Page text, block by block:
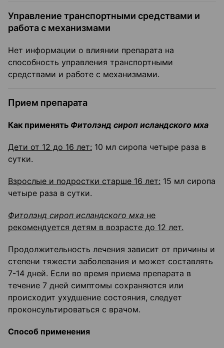
Управление транспортными средствами и
работа с механизмами
Нет информации о влиянии препарата на
способность управления транспортными
средствами и работе с механизмами.
Прием препарата
Как применять Фитолэнд сироп исландского мха
Дети от 12 до 16 лет: 10 мл сиропа четыре раза в
сутки.
Взрослые и подростки старше 16 лет: 15 мл сиропа
четыре раза в сутки.
Фитолэнд сироп исландского мха не
рекомендуется детям в возрасте до 12 лет.
Продолжительность лечения зависит от причины и
степени тяжести заболевания и может составлять
7-14 дней. Если во время приема препарата в
течение 7 дней симптомы сохраняются или
происходит ухудшение состояния, следует
проконсультироваться с врачом.
Способ применения